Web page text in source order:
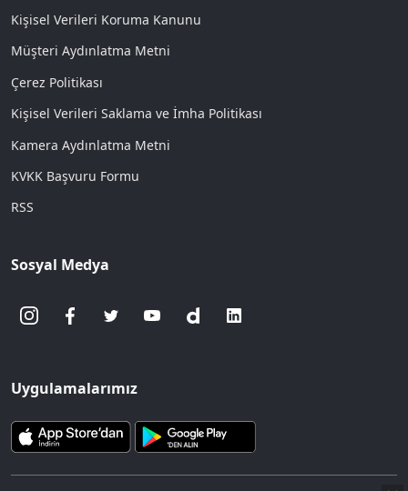
Kişisel Verileri Koruma Kanunu
Müşteri Aydınlatma Metni
Çerez Politikası
Kişisel Verileri Saklama ve İmha Politikası
Kamera Aydınlatma Metni
KVKK Başvuru Formu
RSS
Sosyal Medya
Uygulamalarımız